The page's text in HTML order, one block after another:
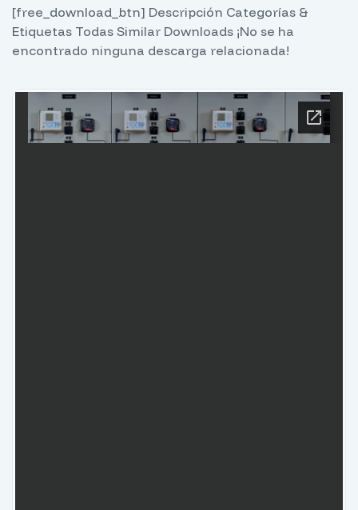
[free_download_btn] Descripción Categorías &
Etiquetas Todas Similar Downloads ¡No se ha
encontrado ninguna descarga relacionada!